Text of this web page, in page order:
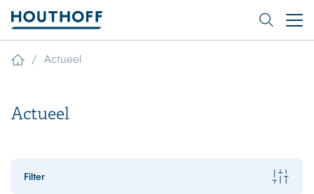
/ Actueel
Actueel
Filter